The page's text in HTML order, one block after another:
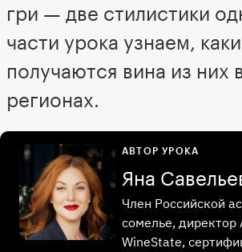
гри — две стилистики
части урока узнаем,
получаются вина из них
регионах.
АВТОР УРОКА
Яна
Член Российской
сомелье,
WineState,